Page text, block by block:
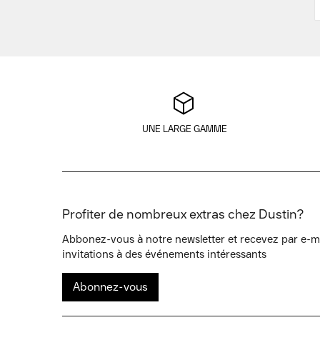
UNE LARGE GAMME
Profiter de nombreux extras chez Dustin?
Abbonez-vous à notre newsletter et recevez par e-
invitations à des événements intéressants
Abonnez-vous